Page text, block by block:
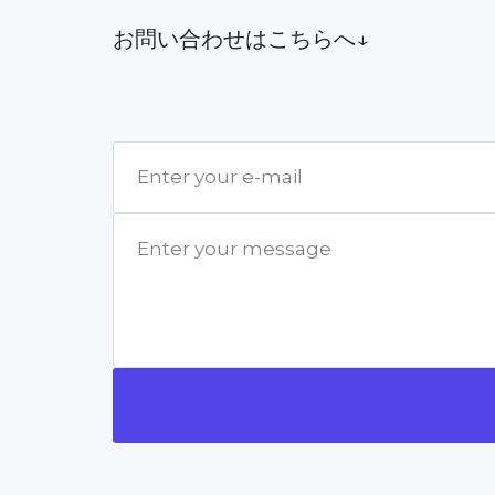
お問い合わせはこちらへ↓